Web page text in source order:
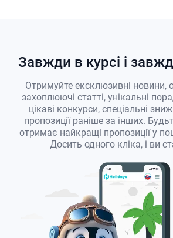
Завжди в курсі і
Отримуйте ексклюзивні новини,
захоплюючі статті, унікальні
цікаві конкурси, спеціальні
пропозиції раніше за інших.
отримає найкращі пропозиції у
Досить одного кліка, і ви